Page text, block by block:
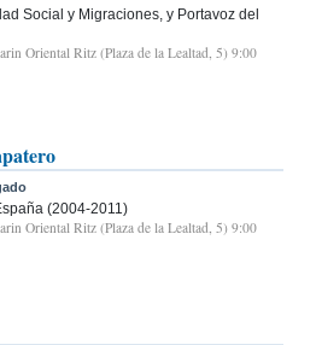
Social y Migraciones, y Portavoz del
Oriental Ritz (Plaza de la Lealtad, 5) 9:00
(2004-2011)
Oriental Ritz (Plaza de la Lealtad, 5) 9:00